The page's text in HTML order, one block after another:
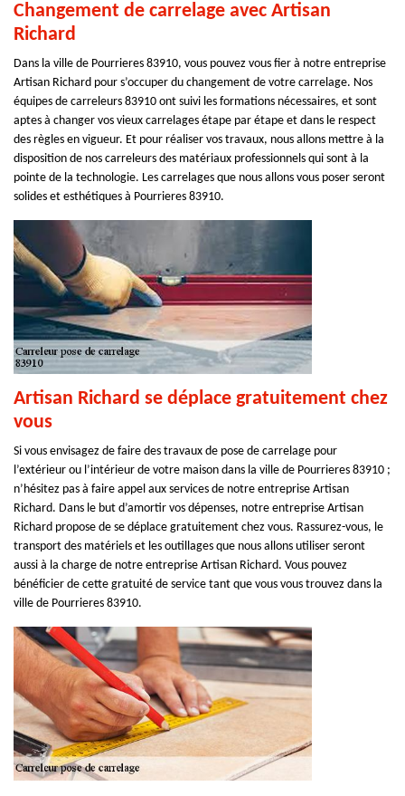
Changement de carrelage avec Artisan
Richard
Dans la ville de Pourrieres 83910, vous pouvez vous fier à notre entreprise
Artisan Richard pour s’occuper du changement de votre carrelage. Nos
équipes de carreleurs 83910 ont suivi les formations nécessaires, et sont
aptes à changer vos vieux carrelages étape par étape et dans le respect
des règles en vigueur. Et pour réaliser vos travaux, nous allons mettre à la
disposition de nos carreleurs des matériaux professionnels qui sont à la
pointe de la technologie. Les carrelages que nous allons vous poser seront
solides et esthétiques à Pourrieres 83910.
Artisan Richard se déplace gratuitement chez
vous
Si vous envisagez de faire des travaux de pose de carrelage pour
l’extérieur ou l’intérieur de votre maison dans la ville de Pourrieres 83910 ;
n’hésitez pas à faire appel aux services de notre entreprise Artisan
Richard. Dans le but d’amortir vos dépenses, notre entreprise Artisan
Richard propose de se déplace gratuitement chez vous. Rassurez-vous, le
transport des matériels et les outillages que nous allons utiliser seront
aussi à la charge de notre entreprise Artisan Richard. Vous pouvez
bénéficier de cette gratuité de service tant que vous vous trouvez dans la
ville de Pourrieres 83910.